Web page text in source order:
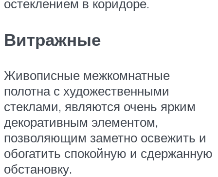
остеклением в коридоре.
Витражные
Живописные межкомнатные
полотна с художественными
стеклами, являются очень ярким
декоративным элементом,
позволяющим заметно освежить и
обогатить спокойную и сдержанную
обстановку.